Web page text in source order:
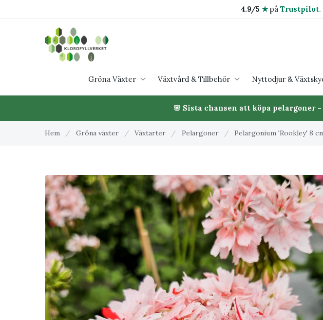
4.9/5 ★på Trustpilot.
Gröna Växter Växtvård & Tillbehör Nyttodjur &
🌸 Sista chansen att köpa pelargoner
Hem / Gröna växter / Växtarter / Pelargoner / Pelargonium 'Rookley' 8